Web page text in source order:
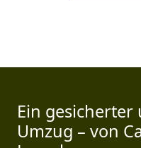
Ein
Umzug – von